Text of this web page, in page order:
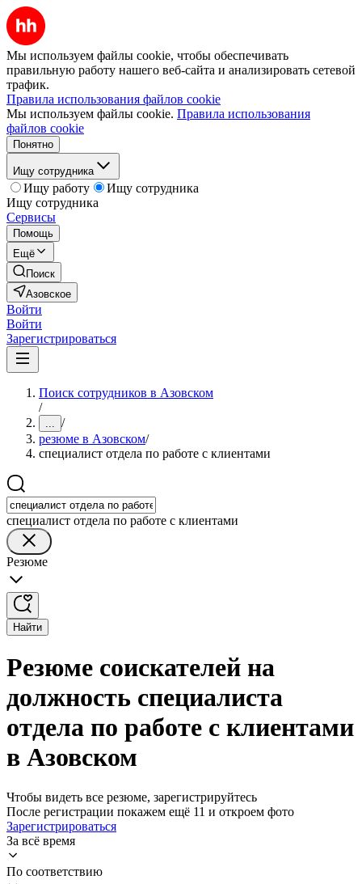
Мы используем файлы cookie, чтобы обеспечивать
правильную работу нашего веб-сайта и анализировать сетевой
трафик.
Правила использования файлов cookie
Мы используем файлы cookie. Правила использования
файлов cookie
Понятно
Ищу сотрудника
Ищу работу
Ищу сотрудника
Ищу сотрудника
Сервисы
Помощь
Ещё
Поиск
Азовское
Войти
Войти
Зарегистрироваться
Поиск сотрудников в Азовском
/
... /
резюме в Азовском/
специалист отдела по работе с клиентами
специалист отдела по работе с клиентами
Резюме
Найти
Резюме соискателей на
должность специалиста
отдела по работе с клиентами
в Азовском
Чтобы видеть все резюме, зарегистрируйтесь
После регистрации покажем ещё 11 и откроем фото
Зарегистрироваться
За всё время
По соответствию